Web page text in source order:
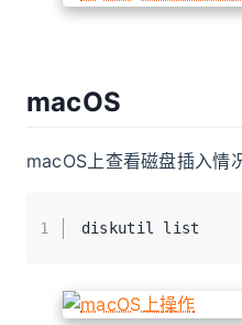
macOS
macOS上查看磁盘插入情
1 diskutil list